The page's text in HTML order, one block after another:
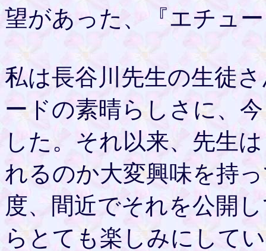
望があった、『エチュ
私は長谷川先生の生徒
ードの素晴らしさに、
した。それ以来、先生
れるのか大変興味を持
度、間近でそれを公開
らとても楽しみにして